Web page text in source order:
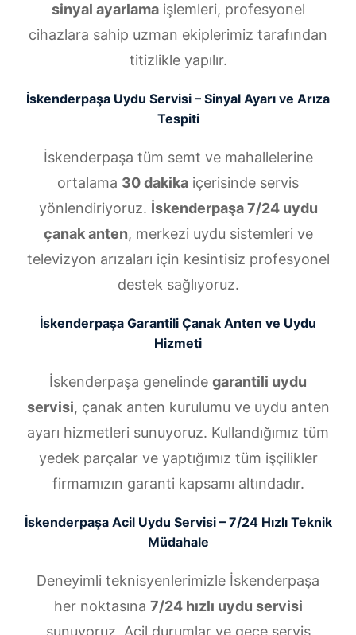
sinyal ayarlamaişlemleri, profesyonel
cihazlara sahip uzman ekiplerimiz tarafından
titizlikle yapılır.
İskenderpaşa Uydu Servisi – Sinyal Ayarı ve Arıza
Tespiti
İskenderpaşa tüm semt ve mahallelerine
ortalama 30 dakika içerisinde servis
yönlendiriyoruz. İskenderpaşa 7/24 uydu
çanak anten, merkezi uydu sistemleri ve
televizyon arızaları için kesintisiz profesyonel
destek sağlıyoruz.
İskenderpaşa Garantili Çanak Anten ve Uydu
Hizmeti
İskenderpaşa genelinde garantili uydu
servisi, çanak anten kurulumu ve uydu anten
ayarı hizmetleri sunuyoruz. Kullandığımız tüm
yedek parçalar ve yaptığımız tüm işçilikler
firmamızın garanti kapsamı altındadır.
İskenderpaşa Acil Uydu Servisi – 7/24 Hızlı Teknik
Müdahale
Deneyimli teknisyenlerimizle İskenderpaşa
her noktasına 7/24 hızlı uydu servisi
sunuyoruz. Acil durumlar ve gece servis